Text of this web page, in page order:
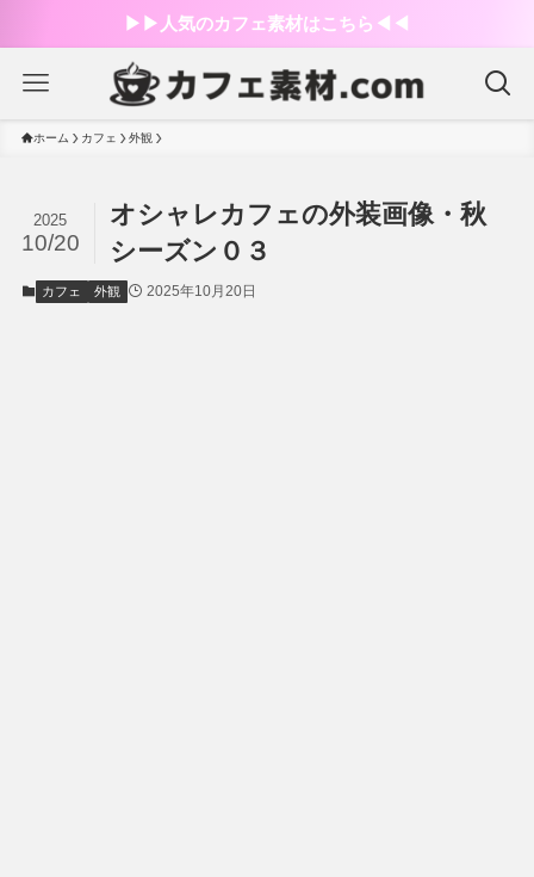
▶︎▶︎人気のカフェ素材はこちら◀︎◀︎
ホーム カフェ 外観
オシャレカフェの外装画像・秋
シーズン０３
2025
10/20
カフェ 外観 2025年10月20日